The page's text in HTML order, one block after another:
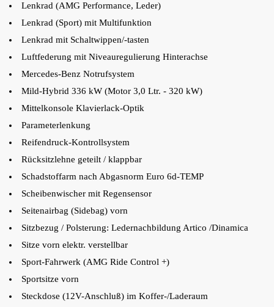
Lenkrad (AMG Performance, Leder)
Lenkrad (Sport) mit Multifunktion
Lenkrad mit Schaltwippen/-tasten
Luftfederung mit Niveauregulierung Hinterachse
Mercedes-Benz Notrufsystem
Mild-Hybrid 336 kW (Motor 3,0 Ltr. - 320 kW)
Mittelkonsole Klavierlack-Optik
Parameterlenkung
Reifendruck-Kontrollsystem
Rücksitzlehne geteilt / klappbar
Schadstoffarm nach Abgasnorm Euro 6d-TEMP
Scheibenwischer mit Regensensor
Seitenairbag (Sidebag) vorn
Sitzbezug / Polsterung: Ledernachbildung Artico /Dinamica
Sitze vorn elektr. verstellbar
Sport-Fahrwerk (AMG Ride Control +)
Sportsitze vorn
Steckdose (12V-Anschluß) im Koffer-/Laderaum